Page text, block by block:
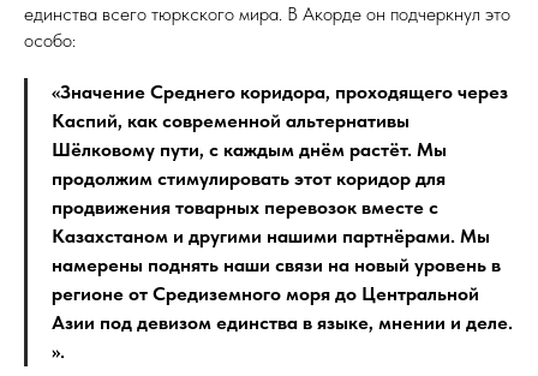
единства всего тюркского мира. В Акорде он подчеркнул это
особо:
«Значение Среднего коридора, проходящего через
Каспий, как современной альтернативы
Шёлковому пути, с каждым днём растёт. Мы
продолжим стимулировать этот коридор для
продвижения товарных перевозок вместе с
Казахстаном и другими нашими партнёрами. Мы
намерены поднять наши связи на новый уровень в
регионе от Средиземного моря до Центральной
Азии под девизом единства в языке, мнении и деле.
».